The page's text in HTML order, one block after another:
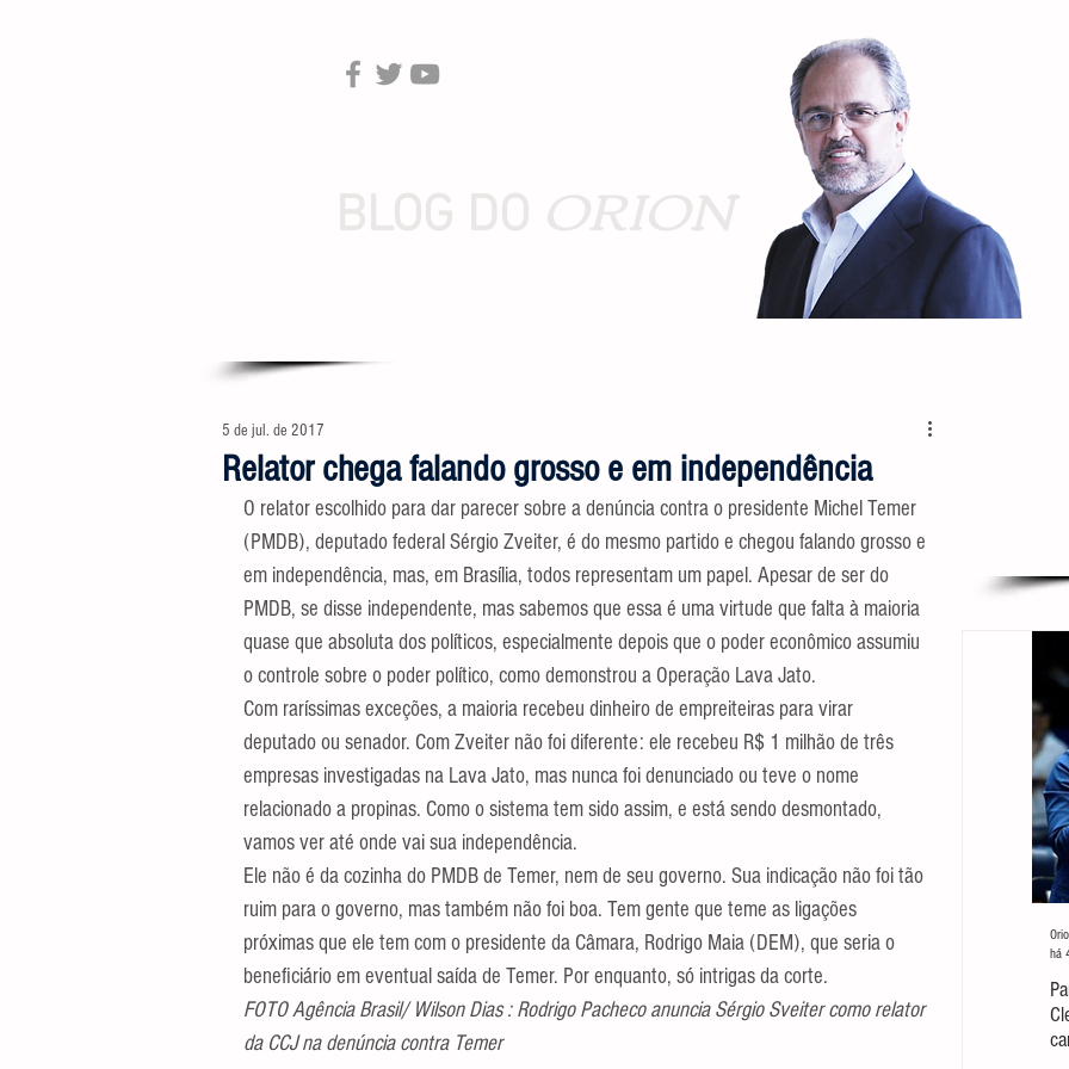
Relator chega falando grosso e em independência
5 de jul. de 2017
O relator escolhido para dar parecer sobre a denúncia contra o presidente Michel Temer
(PMDB), deputado federal Sérgio Zveiter, é do mesmo partido e chegou falando grosso e
em independência, mas, em Brasília, todos representam um papel. Apesar de ser do
PMDB, se disse independente, mas sabemos que essa é uma virtude que falta à maioria
quase que absoluta dos políticos, especialmente depois que o poder econômico assumiu
o controle sobre o poder político, como demonstrou a Operação Lava Jato.
Com raríssimas exceções, a maioria recebeu dinheiro de empreiteiras para virar
deputado ou senador. Com Zveiter não foi diferente: ele recebeu R$ 1 milhão de três
empresas investigadas na Lava Jato, mas nunca foi denunciado ou teve o nome
relacionado a propinas. Como o sistema tem sido assim, e está sendo desmontado,
vamos ver até onde vai sua independência.
Ele não é da cozinha do PMDB de Temer, nem de seu governo. Sua indicação não foi tão
ruim para o governo, mas também não foi boa. Tem gente que teme as ligações
próximas que ele tem com o presidente da Câmara, Rodrigo Maia (DEM), que seria o
beneficiário em eventual saída de Temer. Por enquanto, só intrigas da corte.
FOTO Agência Brasil/ Wilson Dias : Rodrigo Pacheco anuncia Sérgio Sveiter como relator
da CCJ na denúncia contra Temer
há